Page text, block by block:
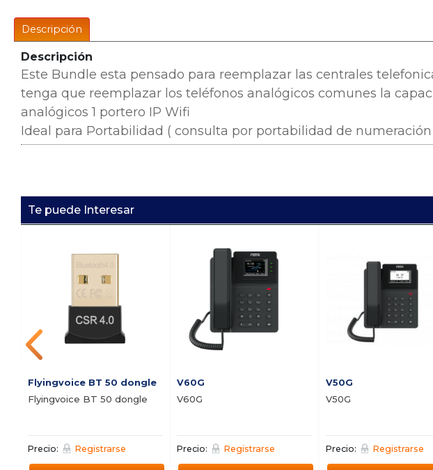
Descripción
Descripción
Este Bundle esta pensado para reemplazar las centrales
tenga que reemplazar los teléfonos analógicos comunes la
analógicos 1 portero IP Wifi
Ideal para Portabilidad ( consulta por portabilidad de numeración
Te puede Interesar
Flyingvoice BT 50 dongle
Flyingvoice BT 50 dongle
Precio: Registrarse
V60G
V60G
Precio: Registrarse
V50G
V50G
Precio: Registrarse